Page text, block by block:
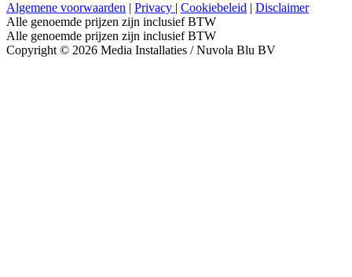
Algemene voorwaarden | Privacy | Cookiebeleid | Disclaimer
Alle genoemde prijzen zijn inclusief BTW
Alle genoemde prijzen zijn inclusief BTW
Copyright © 2026 Media Installaties / Nuvola Blu BV